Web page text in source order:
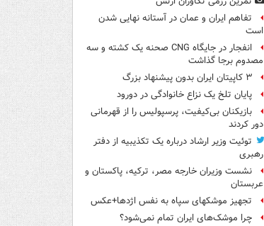
تفاهم ایران و عمان در آستانه نهایی شدن
است
انفجار در جایگاه CNG صحنه یک کشته و سه
مصدوم برجا گذاشت
۳ کاپیتان ایران بدون پیشنهاد بزرگ
پایان تلخ یک نزاع خانوادگی در دورود
بازیکنان بی‌کیفیت، پرسپولیس را از قهرمانی
دور کردند
توئیت وزیر ارشاد درباره یک تکذیبیه از دفتر
رهبری
نشست وزیران خارجه مصر، ترکیه، پاکستان و
عربستان
تجهیز موشکهای سپاه به نفس اژدها+عکس
چرا موشک‌های ایران تمام نمی‌شود؟